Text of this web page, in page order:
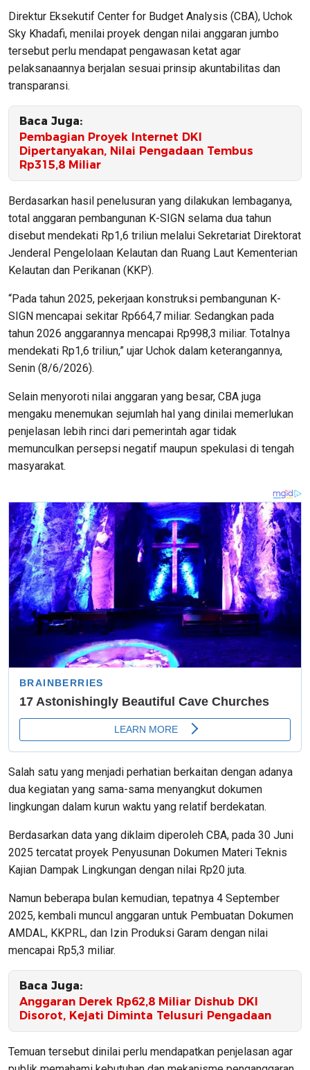
Direktur Eksekutif Center for Budget Analysis (CBA), Uchok
Sky Khadafi, menilai proyek dengan nilai anggaran jumbo
tersebut perlu mendapat pengawasan ketat agar
pelaksanaannya berjalan sesuai prinsip akuntabilitas dan
transparansi.
Baca Juga:
Pembagian Proyek Internet DKI
Dipertanyakan, Nilai Pengadaan Tembus
Rp315,8 Miliar
Berdasarkan hasil penelusuran yang dilakukan lembaganya,
total anggaran pembangunan K-SIGN selama dua tahun
disebut mendekati Rp1,6 triliun melalui Sekretariat Direktorat
Jenderal Pengelolaan Kelautan dan Ruang Laut Kementerian
Kelautan dan Perikanan (KKP).
“Pada tahun 2025, pekerjaan konstruksi pembangunan K-
SIGN mencapai sekitar Rp664,7 miliar. Sedangkan pada
tahun 2026 anggarannya mencapai Rp998,3 miliar. Totalnya
mendekati Rp1,6 triliun,” ujar Uchok dalam keterangannya,
Senin (8/6/2026).
Selain menyoroti nilai anggaran yang besar, CBA juga
mengaku menemukan sejumlah hal yang dinilai memerlukan
penjelasan lebih rinci dari pemerintah agar tidak
memunculkan persepsi negatif maupun spekulasi di tengah
masyarakat.
Salah satu yang menjadi perhatian berkaitan dengan adanya
dua kegiatan yang sama-sama menyangkut dokumen
lingkungan dalam kurun waktu yang relatif berdekatan.
Berdasarkan data yang diklaim diperoleh CBA, pada 30 Juni
2025 tercatat proyek Penyusunan Dokumen Materi Teknis
Kajian Dampak Lingkungan dengan nilai Rp20 juta.
Namun beberapa bulan kemudian, tepatnya 4 September
2025, kembali muncul anggaran untuk Pembuatan Dokumen
AMDAL, KKPRL, dan Izin Produksi Garam dengan nilai
mencapai Rp5,3 miliar.
Baca Juga:
Anggaran Derek Rp62,8 Miliar Dishub DKI
Disorot, Kejati Diminta Telusuri Pengadaan
Temuan tersebut dinilai perlu mendapatkan penjelasan agar